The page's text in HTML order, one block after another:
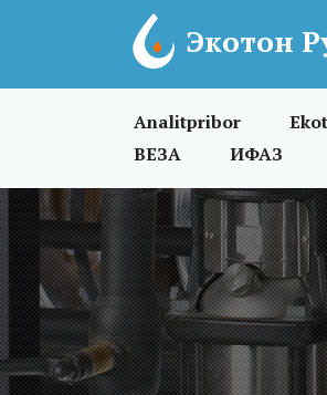
Экотон
Analitpribor
ВЕЗА
ИФАЗ